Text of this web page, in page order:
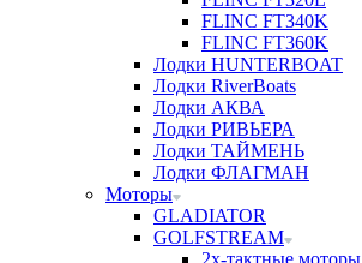
FLINC FT340K
FLINC FT360K
Лодки HUNTERBOAT
Лодки RiverBoats
Лодки АКВА
Лодки РИВЬЕРА
Лодки ТАЙМЕНЬ
Лодки ФЛАГМАН
Моторы
GLADIATOR
GOLFSTREAM
2х-тактные моторы